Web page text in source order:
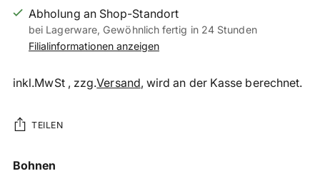
Abholung an Shop-Standort
bei Lagerware, Gewöhnlich fertig in 24 Stunden
Filialinformationen anzeigen
inkl.MwSt , zzg.Versand, wird an der Kasse berechnet.
TEILEN
Produkt
Bohnen